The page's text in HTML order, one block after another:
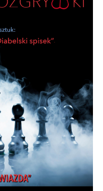
będących naszymi
usług. Firmy te działają
nasze treści w
mediów